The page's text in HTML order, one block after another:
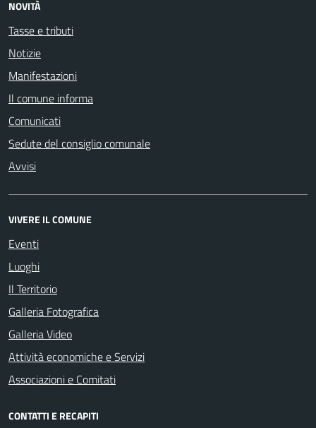
NOVITÀ
Tasse e tributi
Notizie
Manifestazioni
Il comune informa
Comunicati
Sedute del consiglio comunale
Avvisi
VIVERE IL COMUNE
Eventi
Luoghi
Il Territorio
Galleria Fotografica
Galleria Video
Attività economiche e Servizi
Associazioni e Comitati
CONTATTI E RECAPITI